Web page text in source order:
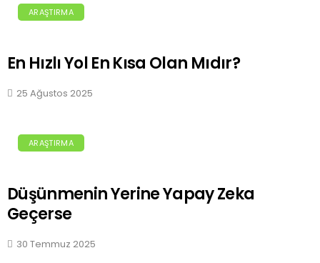
ARAŞTIRMA
En Hızlı Yol En Kısa Olan Mıdır?
25 Ağustos 2025
ARAŞTIRMA
Düşünmenin Yerine Yapay Zeka
Geçerse
30 Temmuz 2025